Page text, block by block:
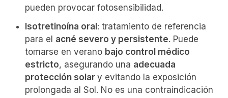
pueden provocar fotosensibilidad.
Isotretinoína oral : tratamiento de referencia
para el acné severo y persistente. Puede
tomarse en verano bajo control médico
estricto, asegurando una adecuada
protección solar y evitando la exposición
prolongada al Sol. No es una contraindicación